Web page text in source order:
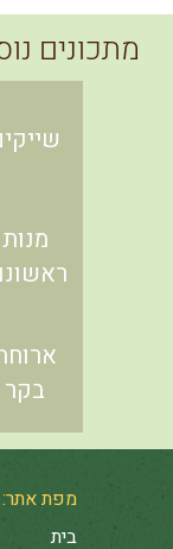
מתכונים
מנות
בקר
מפת אתר:
בית